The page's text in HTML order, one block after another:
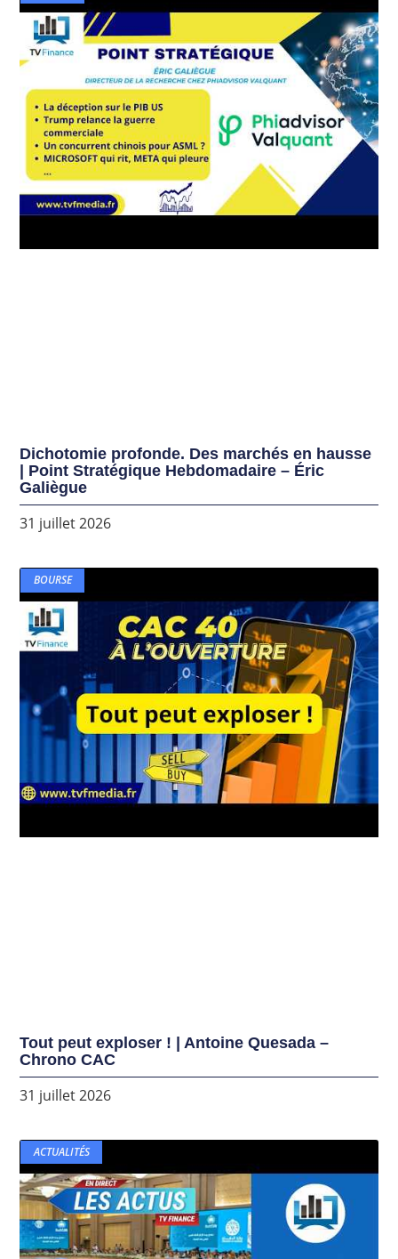
Dichotomie profonde. Des marchés en hausse
| Point Stratégique Hebdomadaire – Éric
Galiègue
31 juillet 2026
BOURSE
Tout peut exploser ! | Antoine Quesada –
Chrono CAC
31 juillet 2026
ACTUALITÉS